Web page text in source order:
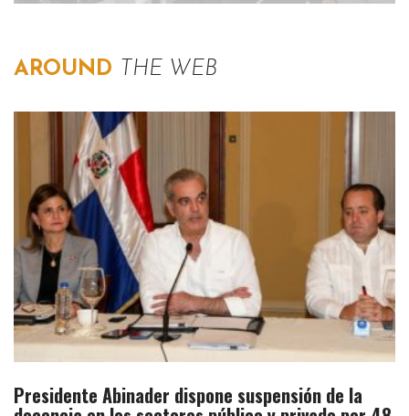
AROUND THE WEB
Presidente Abinader dispone suspensión de la